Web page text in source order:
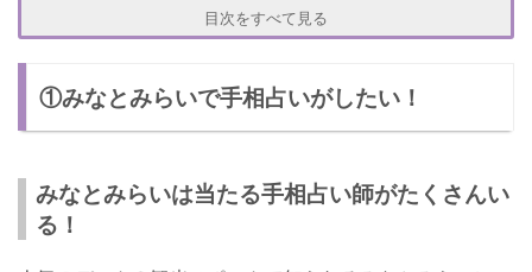
みなとみらいで当たると評判の手相占い師【占い館・沙羅双樹：黄
黄木郁理先生について
口コミ
店舗詳細
みなとみらいで当たると評判の手相占い師【SUPER手相鑑定：西谷
目次をすべて見る
①みなとみらいで手相占いがしたい！
みなとみらいは当たる手相占い師がたくさんい
る！